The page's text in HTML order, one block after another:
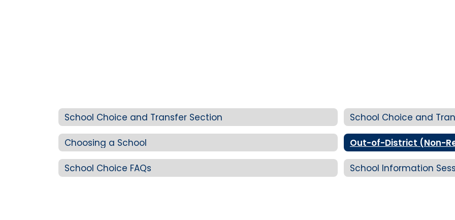
School Choice and Transfer Section School Choice and
Choosing a School Out-of-District (Non-
School Choice FAQs School Information